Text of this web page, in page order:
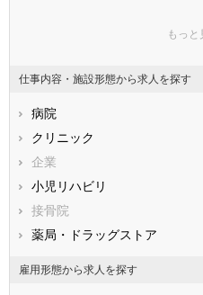
神奈川
石川県
福井県
静岡県
滋賀県
兵庫県
鳥取県
広島県
香川県
愛媛県
もっと
仕事内容・施設形態から求人を探す
病院
クリニック
企業
小児リハビリ
接骨院
薬局・ドラッグストア
雇用形態から求人を探す